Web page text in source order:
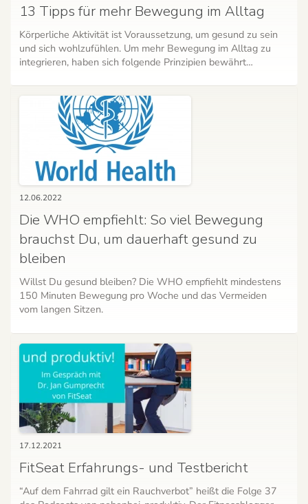
13 Tipps für mehr Bewegung im Alltag
Körperliche Aktivität ist Voraussetzung, um gesund zu sein
und sich wohlzufühlen. Um mehr Bewegung im Alltag zu
integrieren, haben sich folgende Prinzipien bewährt…
12.06.2022
Die WHO empfiehlt: So viel Bewegung
brauchst Du, um dauerhaft gesund zu
bleiben
Willst Du gesund bleiben? Die WHO empfiehlt mindestens
150 Minuten Bewegung pro Woche und das Vermeiden
vom langen Sitzen.
17.12.2021
FitSeat Erfahrungs- und Testbericht
“Auf dem Fahrrad gilt ein Rauchverbot” heißt die Folge 37